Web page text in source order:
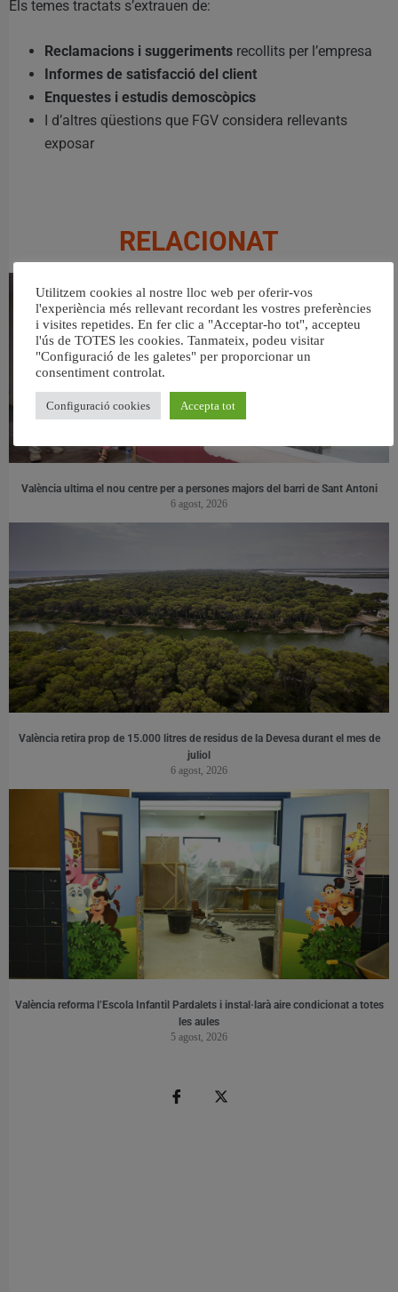
Els temes tractats s’extrauen de:
Reclamacions i suggeriments recollits per l’empresa
Informes de satisfacció del client
Enquestes i estudis demoscòpics
I d’altres qüestions que FGV considera rellevants
exposar
RELACIONAT
València ultima el nou centre per a persones majors del barri de Sant Antoni
6 agost, 2026
València retira prop de 15.000 litres de residus de la Devesa durant el mes de
juliol
6 agost, 2026
València reforma l’Escola Infantil Pardalets i instal·larà aire condicionat a totes
les aules
5 agost, 2026
Utilitzem cookies al nostre lloc web per oferir-vos
l'experiència més rellevant recordant les vostres preferències
i visites repetides. En fer clic a "Acceptar-ho tot", accepteu
l'ús de TOTES les cookies. Tanmateix, podeu visitar
"Configuració de les galetes" per proporcionar un
consentiment controlat.
Configuració cookies Accepta tot